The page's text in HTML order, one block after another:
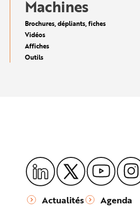
Machines
Brochures, dépliants, fiches
Vidéos
Affiches
Outils
Actualités Agenda